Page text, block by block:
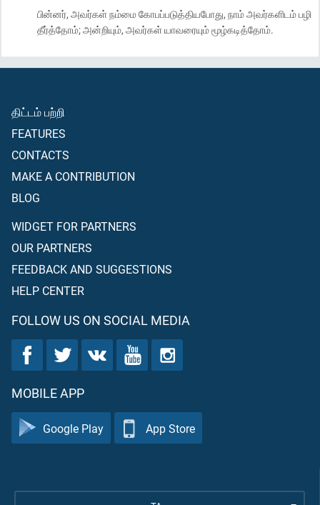
பின்னர், அவர்கள் நம்மை கோபப்படுத்தியபோது, நாம் அவர்களிடம் பழி
தீர்த்தோம்; அன்றியும், அவர்கள் யாவரையும் மூழ்கடித்தோம்.
திட்டம் பற்றி
FEATURES
CONTACTS
MAKE A CONTRIBUTION
BLOG
WIDGET FOR PARTNERS
OUR PARTNERS
FEEDBACK AND SUGGESTIONS
HELP CENTER
FOLLOW US ON SOCIAL MEDIA
MOBILE APP
Google Play App Store